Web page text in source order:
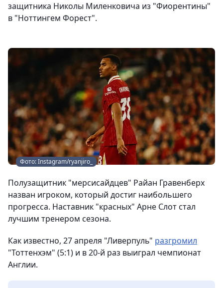
защитника Николы Миленковича из "Фиорентины"
в "Ноттингем Форест".
Фото: Instagram/ryanjiro_
Полузащитник "мерсисайдцев" Райан Гравенберх
назван игроком, который достиг наибольшего
прогресса. Наставник "красных" Арне Слот стал
лучшим тренером сезона.
Как известно, 27 апреля "Ливерпуль" разгромил
"Тоттенхэм" (5:1) и в 20-й раз выиграл чемпионат
Англии.